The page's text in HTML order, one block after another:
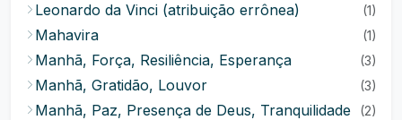
Leonardo da Vinci (atribuição errônea) (1)
Mahavira (1)
Manhã, Força, Resiliência, Esperança (3)
Manhã, Gratidão, Louvor (3)
Manhã, Paz, Presença de Deus, Tranquilidade (2)